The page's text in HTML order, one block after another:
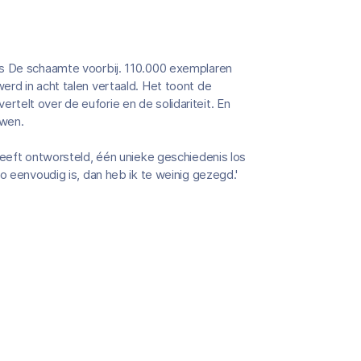
schaamte voorbij. 110.000 exemplaren
in acht talen vertaald. Het toont de
over de euforie en de solidariteit. En
ontworsteld, één unieke geschiedenis los
eenvoudig is, dan heb ik te weinig gezegd.'